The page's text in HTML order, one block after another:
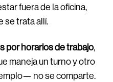
fuera de la oficina,
se trata allí.
por horarios de trabajo,
maneja un turno y otro
no se comparte.